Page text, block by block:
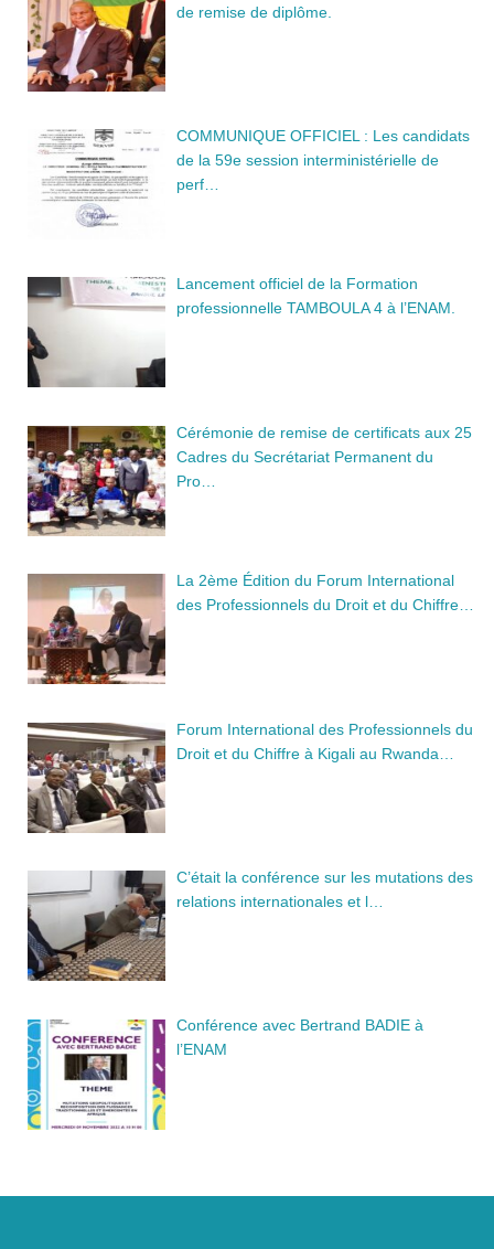
de remise de diplôme.
COMMUNIQUE OFFICIEL : Les candidats
de la 59e session interministérielle de
perf…
Lancement officiel de la Formation
professionnelle TAMBOULA 4 à l’ENAM.
Cérémonie de remise de certificats aux 25
Cadres du Secrétariat Permanent du
Pro…
La 2ème Édition du Forum International
des Professionnels du Droit et du Chiffre…
Forum International des Professionnels du
Droit et du Chiffre à Kigali au Rwanda…
C’était la conférence sur les mutations des
relations internationales et l…
Conférence avec Bertrand BADIE à
l’ENAM